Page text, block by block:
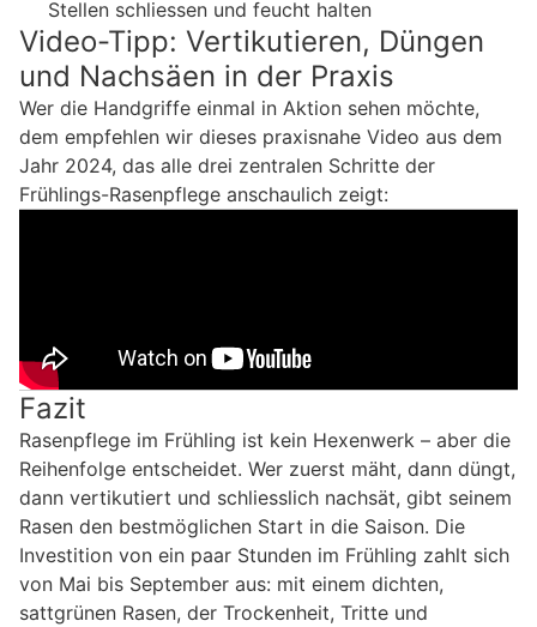
Stellen schliessen und feucht halten
Video-Tipp: Vertikutieren, Düngen
und Nachsäen in der Praxis
Wer die Handgriffe einmal in Aktion sehen möchte,
dem empfehlen wir dieses praxisnahe Video aus dem
Jahr 2024, das alle drei zentralen Schritte der
Frühlings-Rasenpflege anschaulich zeigt:
Fazit
Rasenpflege im Frühling ist kein Hexenwerk – aber die
Reihenfolge entscheidet. Wer zuerst mäht, dann düngt,
dann vertikutiert und schliesslich nachsät, gibt seinem
Rasen den bestmöglichen Start in die Saison. Die
Investition von ein paar Stunden im Frühling zahlt sich
von Mai bis September aus: mit einem dichten,
sattgrünen Rasen, der Trockenheit, Tritte und